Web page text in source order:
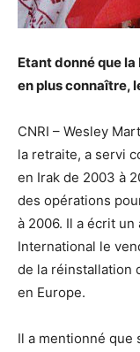
Etant donné que
en plus connaître,
CNRI – Wesley
la retraite, a servi
en Irak de 2003 à
des opérations
à 2006. Il a écrit
International le
de la réinstallation
en Europe.
Il a mentionné que